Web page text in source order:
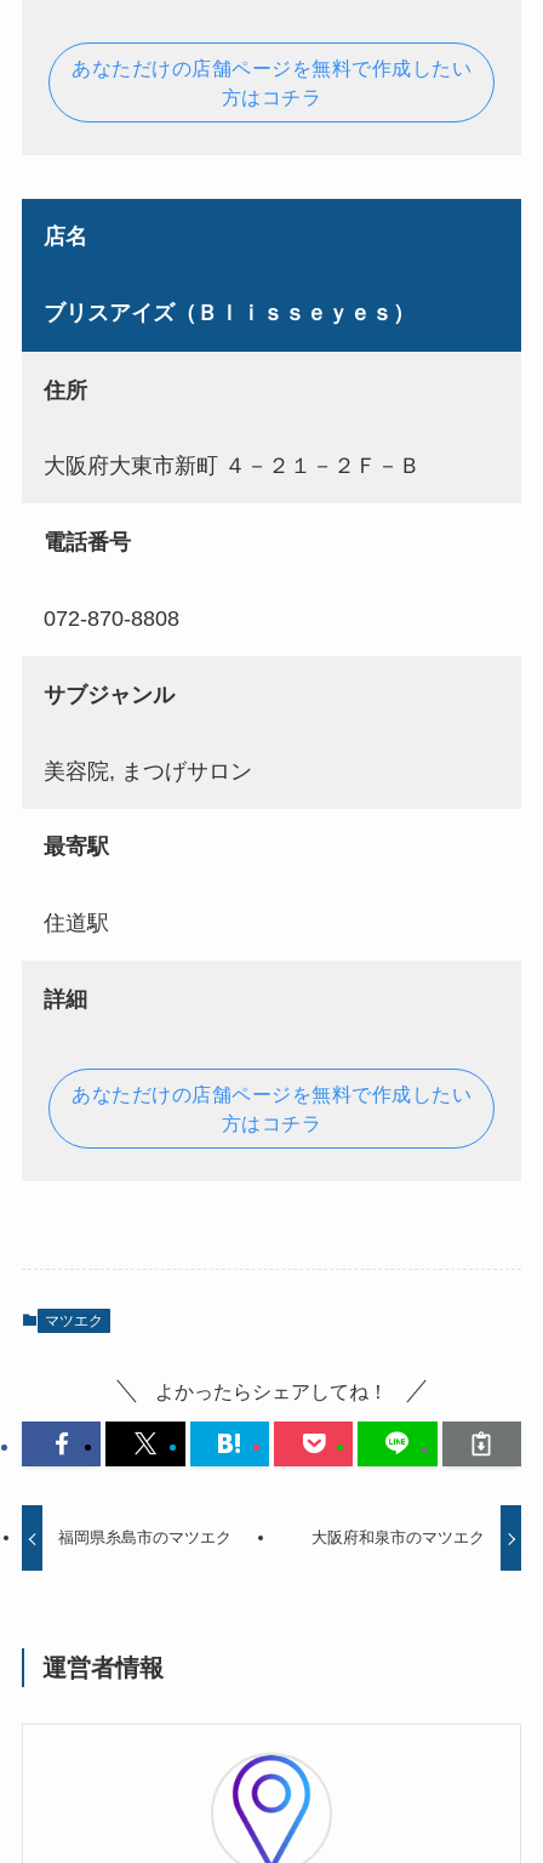
あなただけの店舗ページを無料で作成したい
方はコチラ
店名
ブリスアイズ（Ｂｌｉｓｓｅｙｅｓ）
住所
大阪府大東市新町 ４－２１－２Ｆ－Ｂ
電話番号
072-870-8808
サブジャンル
美容院, まつげサロン
最寄駅
住道駅
詳細
あなただけの店舗ページを無料で作成したい
方はコチラ
マツエク
よかったらシェアしてね！
福岡県糸島市のマツエク 大阪府和泉市のマツエク
運営者情報